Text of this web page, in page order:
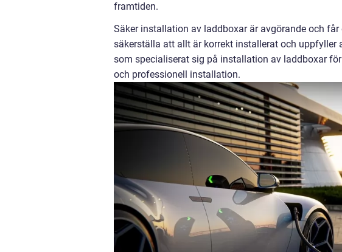
framtiden.
Säker installation av laddboxar är avgörande och
säkerställa att allt är korrekt installerat och uppfyller
som specialiserat sig på installation av laddboxar
och professionell installation.